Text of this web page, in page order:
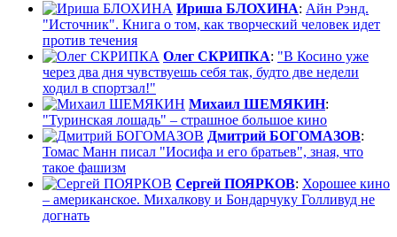
Ириша БЛОХИНА: Айн Рэнд.
"Источник". Книга о том, как творческий человек идет
против течения
Олег СКРИПКА: "В Косино уже
через два дня чувствуешь себя так, будто две недели
ходил в спортзал!"
Михаил ШЕМЯКИН:
"Туринская лошадь" – страшное большое кино
Дмитрий БОГОМАЗОВ:
Томас Манн писал "Иосифа и его братьев", зная, что
такое фашизм
Сергей ПОЯРКОВ: Хорошее кино
– американское. Михалкову и Бондарчуку Голливуд не
догнать